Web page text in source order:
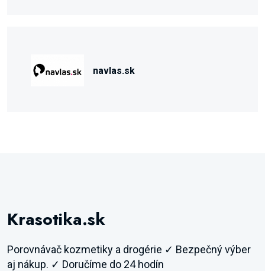
navlas.sk
Krasotika.sk
Porovnávač kozmetiky a drogérie ✓ Bezpečný výber
aj nákup. ✓ Doručíme do 24 hodín